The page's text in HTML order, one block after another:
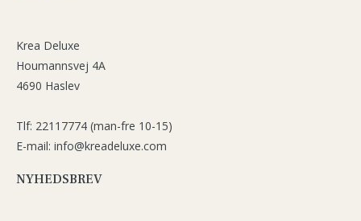
Krea Deluxe
Houmannsvej 4A
4690 Haslev
Tlf: 22117774 (man-fre 10-15)
E-mail: info@kreadeluxe.com
NYHEDSBREV